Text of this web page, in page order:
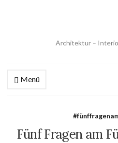
Architektur –
Menü
Fünf Fragen am